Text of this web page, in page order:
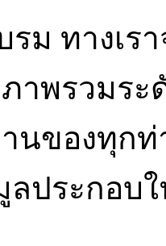
ม ทางเร
าพรวมระ
นของทุกท่
ลประกอ